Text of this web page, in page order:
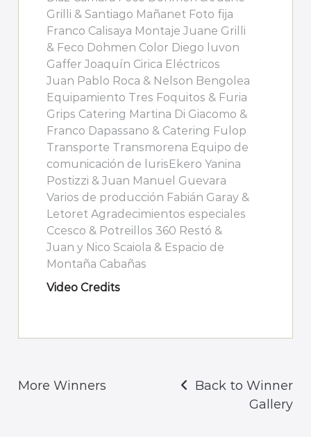
Grilli & Santiago Mañanet Foto fija
Franco Calisaya Montaje Juane Grilli
& Feco Dohmen Color Diego luvon
Gaffer Joaquín Cirica Eléctricos
Juan Pablo Roca & Nelson Bengolea
Equipamiento Tres Foquitos & Furia
Grips Catering Martina Di Giacomo &
Franco Dapassano & Catering Fulop
Transporte Transmorena Equipo de
comunicación de lurisEkero Yanina
Postizzi & Juan Manuel Guevara
Varios de producción Fabián Garay &
Letoret Agradecimientos especiales
Ccesco & Potreillos 360 Restó &
Juan y Nico Scaiola & Espacio de
Montaña Cabañas
Video Credits
More Winners
Back to Winner
Gallery